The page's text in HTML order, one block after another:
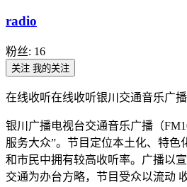
radio
粉丝: 16
关注 我的关注
在线收听在线收听银川交通音乐广播
银川广播电视台交通音乐广播（
服务大众”。节目定位本土化、特色
和市民中拥有较高收听率。广播以
交通为办台方略，节目受众以流动